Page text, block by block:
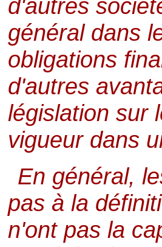
d'autres
général dans
obligations
d'autres
législation sur
vigueur dans
En général,
pas à la
n'ont pas la